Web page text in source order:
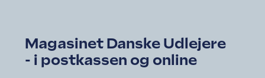
Magasinet Danske Udlejere
- i postkassen og online